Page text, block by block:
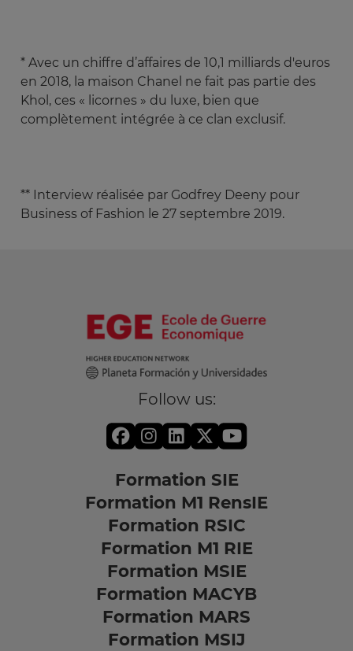
* Avec un chiffre d’affaires de 10,1 milliards d'euros
en 2018, la maison Chanel ne fait pas partie des
Khol, ces « licornes » du luxe, bien que
complètement intégrée à ce clan exclusif.
** Interview réalisée par Godfrey Deeny pour
Business of Fashion le 27 septembre 2019.
Follow us:
Formation SIE
Formation M1 RensIE
Formation RSIC
Formation M1 RIE
Formation MSIE
Formation MACYB
Formation MARS
Formation MSIJ